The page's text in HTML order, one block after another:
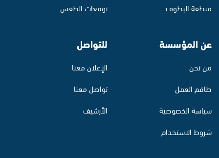
منطقة البطوف
توقعات الطقس
عن المؤسسة
من نحن
طاقم العمل
سياسة الخصوصية
شروط الاستخدام
للتواصل
الإعلان معنا
تواصل معنا
الأرشيف